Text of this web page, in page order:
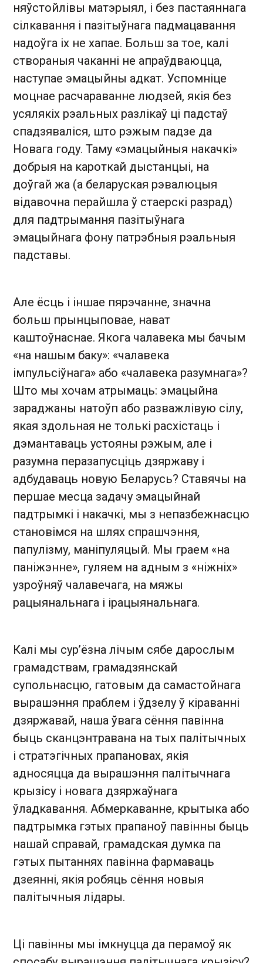
няўстойлівы матэрыял, і без пастаяннага
сілкавання і пазітыўнага падмацавання
надоўга іх не хапае. Больш за тое, калі
створаныя чаканні не апраўдваюцца,
наступае эмацыйны адкат. Успомніце
моцнае расчараванне людзей, якія без
усялякіх рэальных разлікаў ці падстаў
спадзяваліся, што рэжым падзе да
Новага году. Таму «эмацыйныя накачкі»
добрыя на кароткай дыстанцыі, на
доўгай жа (а беларуская рэвалюцыя
відавочна перайшла ў стаерскі разрад)
для падтрымання пазітыўнага
эмацыйнага фону патрэбныя рэальныя
падставы.
Але ёсць і іншае пярэчанне, значна
больш прынцыповае, нават
каштоўнаснае. Якога чалавека мы бачым
«на нашым баку»: «чалавека
імпульсіўнага» або «чалавека разумнага»?
Што мы хочам атрымаць: эмацыйна
зараджаны натоўп або разважлівую сілу,
якая здольная не толькі расхістаць і
дэмантаваць устояны рэжым, але і
разумна перазапусціць дзяржаву і
адбудаваць новую Беларусь? Ставячы на
першае месца задачу эмацыйнай
падтрымкі і накачкі, мы з непазбежнасцю
становімся на шлях спрашчэння,
папулізму, маніпуляцый. Мы граем «на
паніжэнне», гуляем на адным з «ніжніх»
узроўняў чалавечага, на мяжы
рацыянальнага і ірацыянальнага.
Калі мы сур’ёзна лічым сябе дарослым
грамадствам, грамадзянскай
супольнасцю, гатовым да самастойнага
вырашэння праблем і ўдзелу ў кіраванні
дзяржавай, наша ўвага сёння павінна
быць сканцэнтравана на тых палітычных
і стратэгічных прапановах, якія
адносяцца да вырашэння палітычнага
крызісу і новага дзяржаўнага
ўладкавання. Абмеркаванне, крытыка або
падтрымка гэтых прапаноў павінны быць
нашай справай, грамадская думка па
гэтых пытаннях павінна фармаваць
дзеянні, якія робяць сёння новыя
палітычныя лідары.
Ці павінны мы імкнуцца да перамоў як